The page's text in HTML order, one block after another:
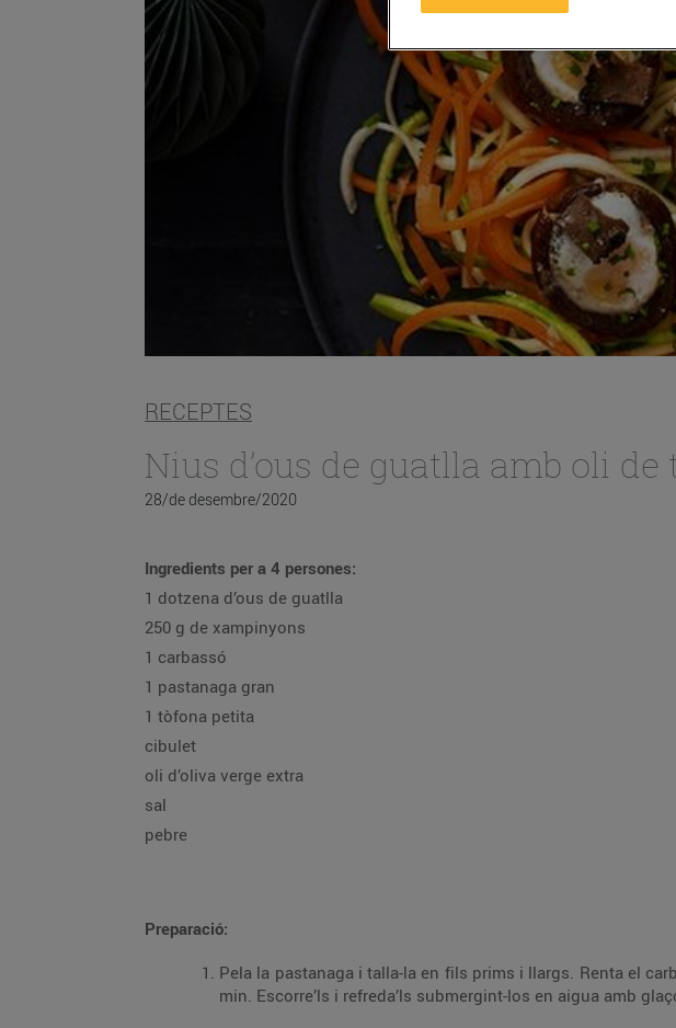
RECEPTES
Nius d’ous de guatlla amb oli de
28/de desembre/2020
Ingredients per a 4 persones:
1 dotzena d’ous de guatlla
250 g de xampinyons
1 carbassó
1 pastanaga gran
1 tòfona petita
cibulet
oli d’oliva verge extra
sal
pebre
Preparació:
Pela la pastanaga i talla-la en fils prims i llargs. Renta el carbassó i talla’l de la mateixa manera. Escalda els fils en aigua salada bullint-los durant 1
min. Escorre’ls i refreda’ls submergint-los en aigua amb